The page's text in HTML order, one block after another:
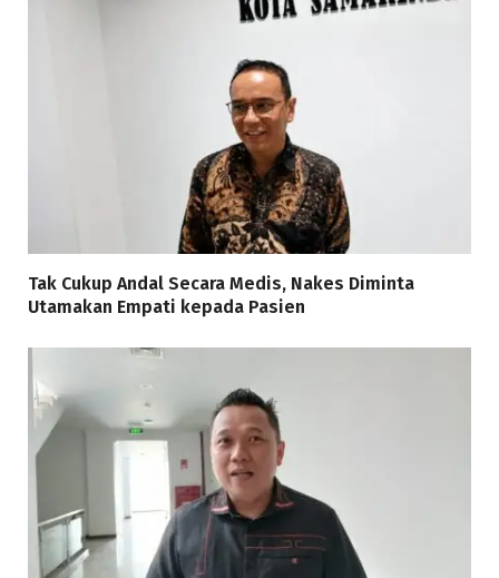
Tak Cukup Andal Secara Medis, Nakes Diminta
Utamakan Empati kepada Pasien